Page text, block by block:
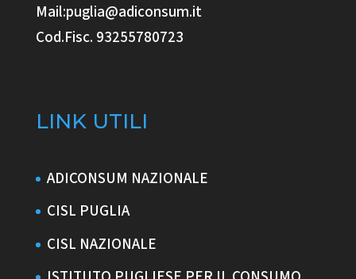
Mail:puglia@adiconsum.it
Cod.Fisc. 93255780723
LINK UTILI
ADICONSUM NAZIONALE
CISL PUGLIA
CISL NAZIONALE